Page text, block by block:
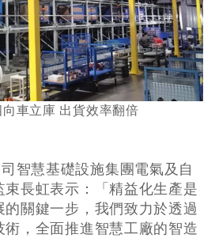
向車立庫 出貨效率翻倍
智慧基礎設施集團電氣及自
長虹表示：「精益化生產是
關鍵一步，我們致力於透過
，全面推進智慧工廠的智造